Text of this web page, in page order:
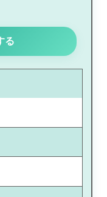
る